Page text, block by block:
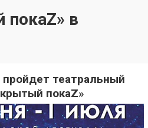
покаZ» в
театральный
покаZ»